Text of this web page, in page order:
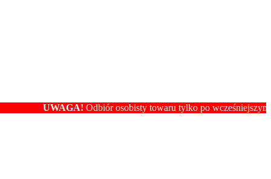
UWAGA!Odbiór osobisty towaru tylko po wcześniejszym